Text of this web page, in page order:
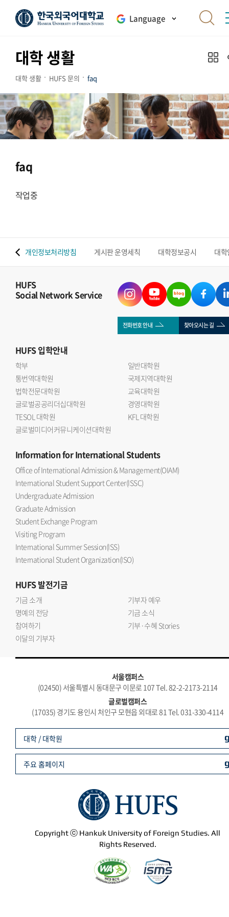
Language
대학 생활
대학 생활 HUFS 문의 faq
faq
작업중
개인정보처리방침 게시판 운영세칙 대학정보공시 대
HUFS
Social Network Service
전화번호 안내 찾아오시는 길
HUFS입학안내
학부
일반대학원
통번역대학원
국제지역대학원
법학전문대학원
교육대학원
글로벌공공리더십대학원
경영대학원
TESOL 대학원
KFL 대학원
글로벌미디어커뮤니케이션대학원
Informationfor International Students
Office of International Admission & Management(OIAM)
International Student Support Center(ISSC)
Undergraduate Admission
Graduate Admission
Student Exchange Program
Visiting Program
International Summer Session(ISS)
International Student Organization(ISO)
HUFS발전기금
기금 소개
기부자 예우
명예의 전당
기금 소식
참여하기
기부·수혜 Stories
이달의 기부자
서울캠퍼스
(02450) 서울특별시 동대문구 이문로 107 Tel. 82-2-2173-2114
글로벌캠퍼스
(17035) 경기도 용인시 처인구 모현읍 외대로 81 Tel. 031-330-4114
Copyright ⓒ Hankuk University of Foreign Studies. All
Rights Reserved.
대학 / 대학원
주요 홈페이지